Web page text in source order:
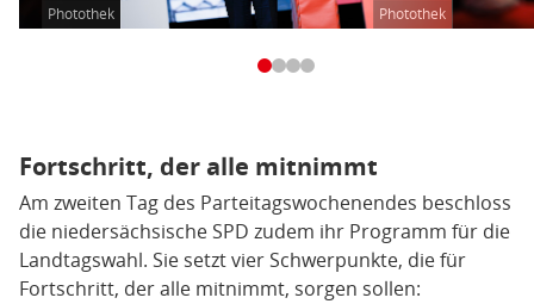
Photothek Photothek
Fortschritt, der alle mitnimmt
Am zweiten Tag des Parteitagswochenendes beschloss
die niedersächsische SPD zudem ihr Programm für die
Landtagswahl. Sie setzt vier Schwerpunkte, die für
Fortschritt, der alle mitnimmt, sorgen sollen: